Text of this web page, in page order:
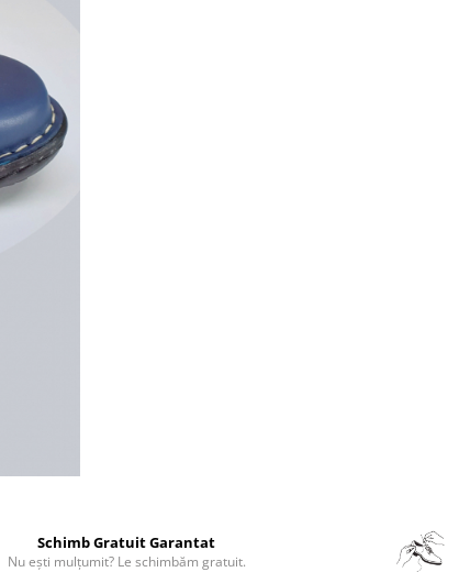
Schimb Gratuit Garantat
Nu ești mulțumit? Le schimbăm gratuit.